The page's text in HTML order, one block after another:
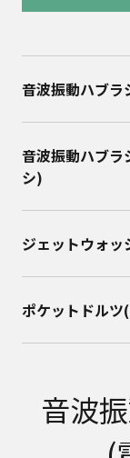
音波振動ハブラ
音波振動ハブラ
シ)
ジェットウォッ
ポケットドル
音波